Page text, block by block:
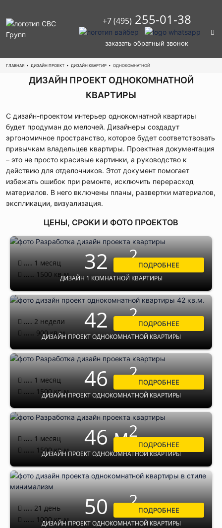
+7 (495) 255-01-38
заказать обратный звонок
ГЛАВНАЯ • ДИЗАЙН ПРОЕКТ • ДИЗАЙН КВАРТИР • ОДНОКОМНАТНОЙ
ДИЗАЙН ПРОЕКТ ОДНОКОМНАТНОЙ
КВАРТИРЫ
С дизайн-проектом интерьер однокомнатной квартиры
будет продуман до мелочей. Дизайнеры создадут
эргономичное пространство, которое будет соответствовать
привычкам владельцев квартиры. Проектная документация
– это не просто красивые картинки, а руководство к
действию для отделочников. Этот документ помогает
избежать ошибок при ремонте, исключить перерасход
материалов. В него включены планы, развертки материалов,
экспликации, визуализация.
ЦЕНЫ, СРОКИ И ФОТО ПРОЕКТОВ
32 м2
ДИЗАЙН 1 КОМНАТНОЙ КВАРТИРЫ
.... 1 месяц
..... 1500 кв.м.
ПОДРОБНЕЕ
42 м2
ДИЗАЙН ПРОЕКТ ОДНОКОМНАТНОЙ КВАРТИРЫ
.... 2 недели
..... 900кв.м.
ПОДРОБНЕЕ
46 м2
ДИЗАЙН ПРОЕКТ ОДНОКОМНАТНОЙ КВАРТИРЫ
.... 1 месяц
..... 1500кв.м.
ПОДРОБНЕЕ
46 м2
ДИЗАЙН ПРОЕКТ ОДНОКОМНАТНОЙ КВАРТИРЫ
.... 1 месяц
..... 1500кв.м.
ПОДРОБНЕЕ
50 м2
ДИЗАЙН ПРОЕКТ ОДНОКОМНАТНОЙ КВАРТИРЫ
.... 21 день
..... 1000кв.м.
ПОДРОБНЕЕ